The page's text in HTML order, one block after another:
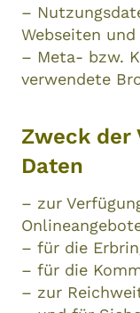
–
Webseiten
– Meta- bzw.
verwendete
Zweck der
Daten
– zur
– für die
– für die
– zur